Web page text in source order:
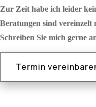
Zur Zeit habe ich leider
Beratungen sind vereinzelt
Schreiben Sie mich gerne
Termin